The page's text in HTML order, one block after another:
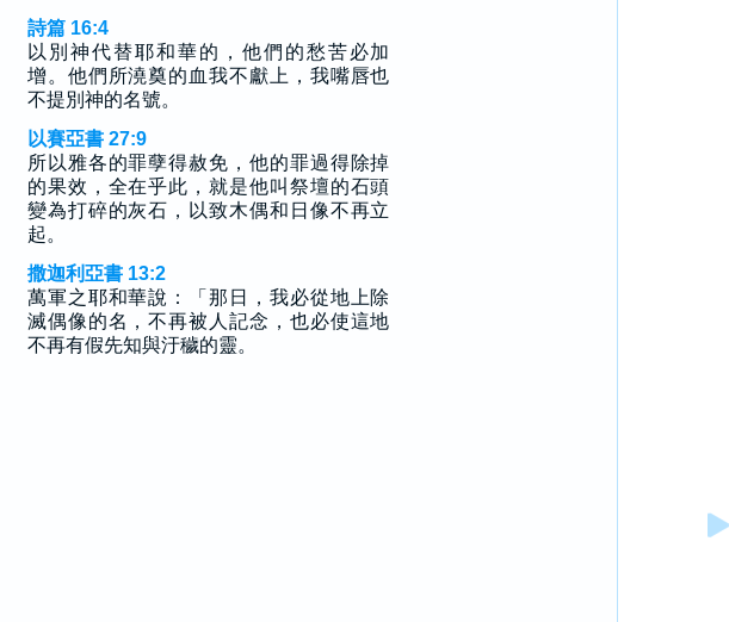
詩篇 16:4
以別神代替耶和華的，他們的愁苦必加
增。他們所澆奠的血我不獻上，我嘴唇也
不提別神的名號。
以賽亞書 27:9
所以雅各的罪孽得赦免，他的罪過得除掉
的果效，全在乎此，就是他叫祭壇的石頭
變為打碎的灰石，以致木偶和日像不再立
起。
撒迦利亞書 13:2
萬軍之耶和華說：「那日，我必從地上除
滅偶像的名，不再被人記念，也必使這地
不再有假先知與汙穢的靈。